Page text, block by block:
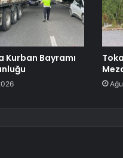
Kurban Bayramı